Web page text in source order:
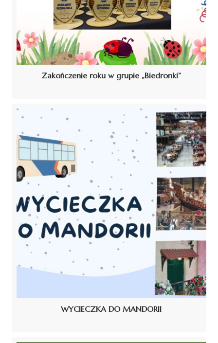
Zakończenie roku w grupie „Biedronki”
WYCIECZKA DO MANDORII